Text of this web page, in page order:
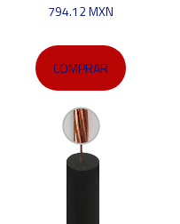
794.12 MXN
COMPRAR